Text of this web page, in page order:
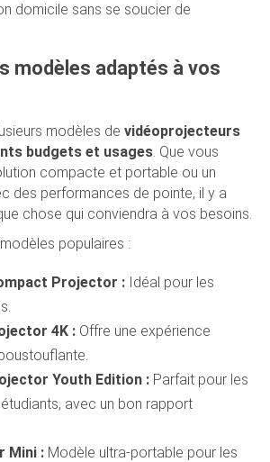
domicile sans se soucier de
modèles adaptés à vos
modèles de vidéoprojecteurs
budgets et usages. Que vous
compacte et portable ou un
des performances de pointe, il y a
chose qui conviendra à vos besoins.
populaires :
Projector :Idéal pour les
4K :Offre une expérience
Youth Edition :Parfait pour les
avec un bon rapport
Mini :Modèle ultra-portable pour les